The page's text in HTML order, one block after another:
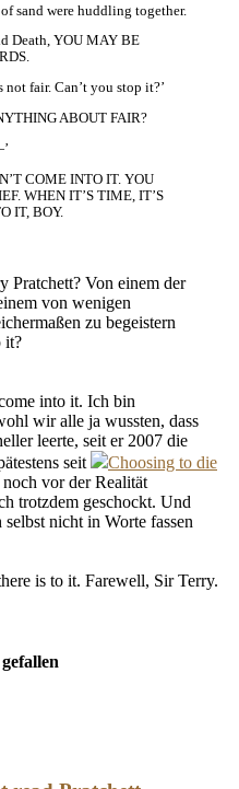
sand were huddling together.
Death, YOU MAY BE
not fair. Can’t you stop it?’
ABOUT FAIR?
COME INTO IT. YOU
WHEN IT’S TIME, IT’S
IT, BOY.
Pratchett? Von einem der
von wenigen
zu begeistern
it?
into it. Ich bin
wir alle ja wussten, dass
leerte, seit er 2007 die
seit
Choosing to die
vor der Realität
trotzdem geschockt. Und
nicht in Worte fassen
is to it. Farewell, Sir Terry.